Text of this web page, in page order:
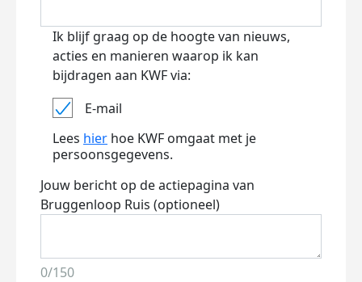
Ik blijf graag op de hoogte van nieuws,
acties en manieren waarop ik kan
bijdragen aan KWF via:
E-mail
Lees hier hoe KWF omgaat met je
persoonsgegevens.
Jouw bericht op de actiepagina van
Bruggenloop Ruis (optioneel)
0/150